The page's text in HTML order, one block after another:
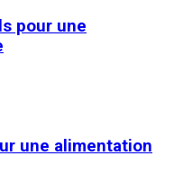
pour une
une alimentation